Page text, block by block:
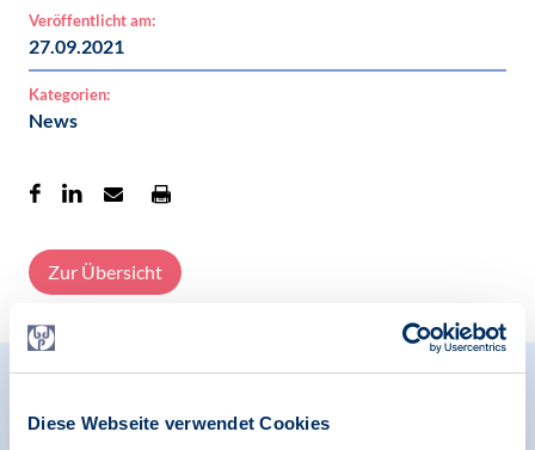
Diese Webseite verwendet Cookies
Veröffentlicht am:
27.09.2021
Kategorien:
News
Zur Übersicht